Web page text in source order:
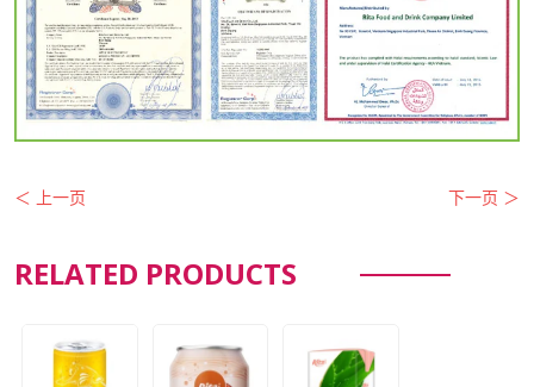
＜ 上一页 下一页 ＞
RELATED PRODUCTS